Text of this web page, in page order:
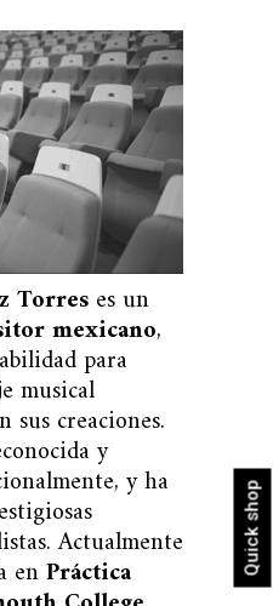
Quick shop
Torres es un
mexicano,
para
musical
creaciones.
y
y ha
Actualmente
enPráctica